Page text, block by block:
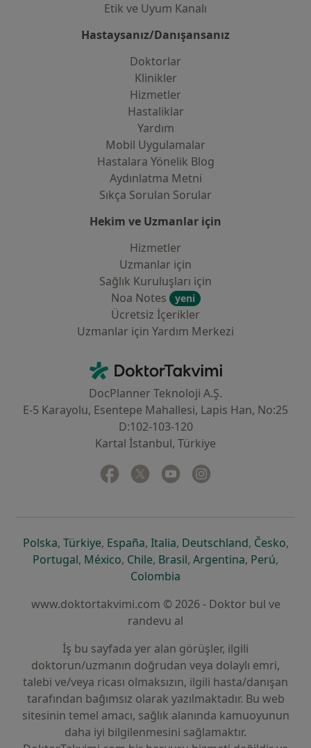
Etik ve Uyum Kanalı
Hastaysanız/Danışansanız
Doktorlar
Klinikler
Hizmetler
Hastaliklar
Yardım
Mobil Uygulamalar
Hastalara Yönelik Blog
Aydınlatma Metni
Sıkça Sorulan Sorular
Hekim ve Uzmanlar için
Hizmetler
Uzmanlar için
Sağlık Kuruluşları için
Noa Notes
yeni
Ücretsiz İçerikler
Uzmanlar için Yardım Merkezi
DoktorTakvimi - Ana Sayfa
DocPlanner Teknoloji A.Ş.
E-5 Karayolu, Esentepe Mahallesi, Lapis Han, No:25
D:102-103-120
Kartal İstanbul, Türkiye
Facebook
yeni bir sekmede açılır
Twitter
yeni bir sekmede açılır
Youtube
yeni bir sekmede açılır
Polskayeni bir sekmede açılır
, Türkiyeyeni bir sekmede açılır
, Españayeni bir sekmede açılır
, Italiayeni bir sekmede açılır
, Deutschlandyeni bir
, Českoyeni
,
Portugalyeni bir sekmede açılır
, Méxicoyeni bir sekmede açılır
, Chileyeni bir sekmede açılır
, Brasilyeni bir sekmede açılır
, Argentinayeni bir
, Perúyeni
,
Colombia
www.doktortakvimi.com © 2026 - Doktor bul ve
randevu al
İş bu sayfada yer alan görüşler, ilgili
doktorun/uzmanın doğrudan veya dolaylı emri,
talebi ve/veya ricası olmaksızın, ilgili hasta/danışan
tarafından bağımsız olarak yazılmaktadır. Bu web
sitesinin temel amacı, sağlık alanında kamuoyunun
daha iyi bilgilenmesini sağlamaktır.